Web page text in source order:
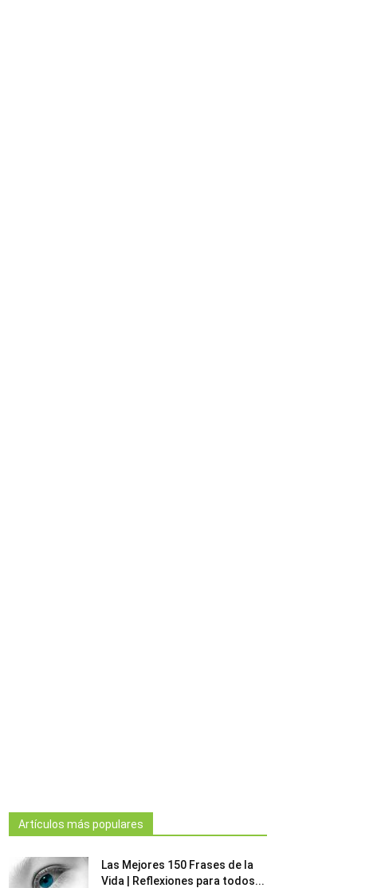
Artículos más populares
Las Mejores 150 Frases de la
Vida | Reflexiones para todos...